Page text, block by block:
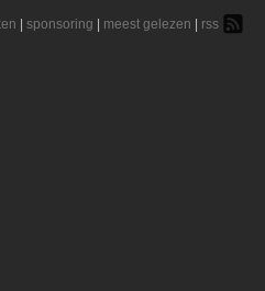
sponsoring meest gelezen rss